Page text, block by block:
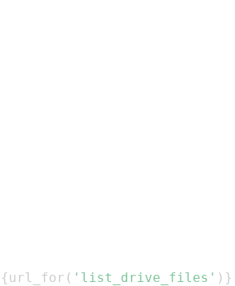
{url_for ( 'list_drive_files' ) }